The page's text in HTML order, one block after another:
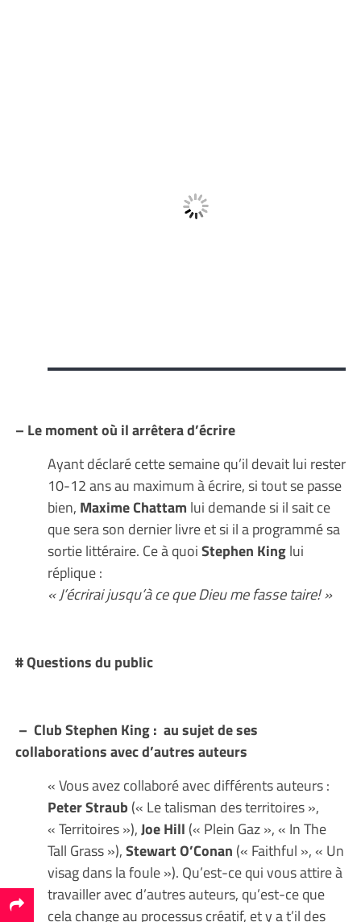
– Le moment où il arrêtera d’écrire
Ayant déclaré cette semaine qu’il devait lui rester
10-12 ans au maximum à écrire, si tout se passe
bien, Maxime Chattam lui demande si il sait ce
que sera son dernier livre et si il a programmé sa
sortie littéraire. Ce à quoiStephen Kinglui
réplique :
« J’écrirai jusqu’à ce que Dieu me fasse taire! »
# Questions du public
– Club Stephen King : au sujet de ses
collaborations avec d’autres auteurs
« Vous avez collaboré avec différents auteurs :
Peter Straub (« Le talisman des territoires »,
« Territoires »),Joe Hill (« Plein Gaz », « In The
Tall Grass »),Stewart O’Conan (« Faithful », « Un
visag dans la foule »). Qu’est-ce qui vous attire à
travailler avec d’autres auteurs, qu’est-ce que
cela change au processus créatif, et y a t’il des